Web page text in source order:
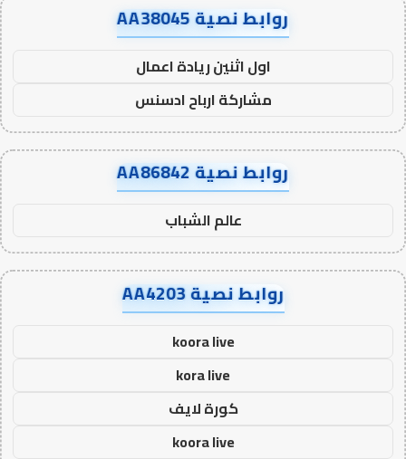
روابط نصية AA38045
اول اثنين ريادة اعمال
مشاركة ارباح ادسنس
روابط نصية AA86842
عالم الشباب
روابط نصية AA4203
koora live
kora live
كورة لايف
koora live